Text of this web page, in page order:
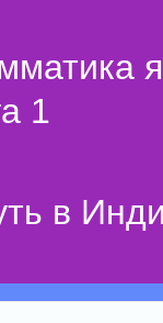
1
в